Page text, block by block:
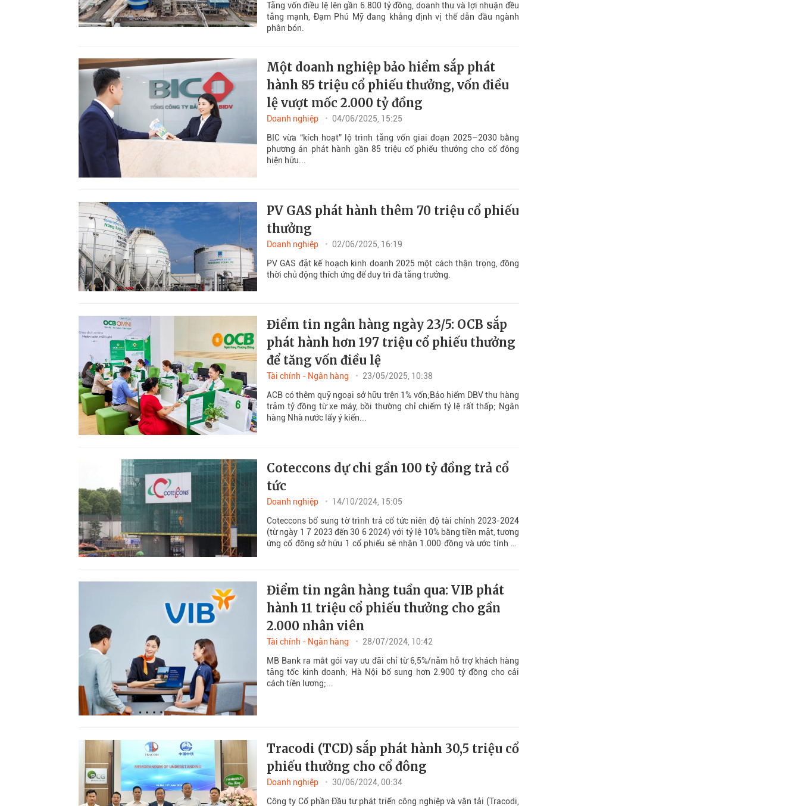
Tăng vốn điều lệ lên gần 6.800 tỷ đồng, doanh thu và lợi nhuận đều
tăng mạnh, Đạm Phú Mỹ đang khẳng định vị thế dẫn đầu ngành
phân bón.
Một doanh nghiệp bảo hiểm sắp phát
hành 85 triệu cổ phiếu thưởng, vốn điều
lệ vượt mốc 2.000 tỷ đồng
Doanh nghiệp
04/06/2025, 15:25
BIC vừa “kích hoạt” lộ trình tăng vốn giai đoạn 2025–2030 bằng
phương án phát hành gần 85 triệu cổ phiếu thưởng cho cổ đông
hiện hữu...
PV GAS phát hành thêm 70 triệu cổ phiếu
thưởng
Doanh nghiệp
02/06/2025, 16:19
PV GAS đặt kế hoạch kinh doanh 2025 một cách thận trọng, đồng
thời chủ động thích ứng để duy trì đà tăng trưởng.
Điểm tin ngân hàng ngày 23/5: OCB sắp
phát hành hơn 197 triệu cổ phiếu thưởng
để tăng vốn điều lệ
Tài chính - Ngân hàng
23/05/2025, 10:38
ACB có thêm quỹ ngoại sở hữu trên 1% vốn;Bảo hiểm DBV thu hàng
trăm tỷ đồng từ xe máy, bồi thường chỉ chiếm tỷ lệ rất thấp; Ngân
hàng Nhà nước lấy ý kiến...
Coteccons dự chi gần 100 tỷ đồng trả cổ
tức
Doanh nghiệp
14/10/2024, 15:05
Coteccons bổ sung tờ trình trả cổ tức niên độ tài chính 2023-2024
(từ ngày 1 7 2023 đến 30 6 2024) với tỷ lệ 10% bằng tiền mặt, tương
ứng cổ đông sở hữu 1 cổ phiếu sẽ nhận 1.000 đồng và ước tính sẽ
Điểm tin ngân hàng tuần qua: VIB phát
hành 11 triệu cổ phiếu thưởng cho gần
2.000 nhân viên
Tài chính - Ngân hàng
28/07/2024, 10:42
MB Bank ra mắt gói vay ưu đãi chỉ từ 6,5%/năm hỗ trợ khách hàng
tăng tốc kinh doanh; Hà Nội bổ sung hơn 2.900 tỷ đồng cho cải
cách tiền lương;...
Tracodi (TCD) sắp phát hành 30,5 triệu cổ
phiếu thưởng cho cổ đông
Doanh nghiệp
30/06/2024, 00:34
Công ty Cổ phần Đầu tư phát triển công nghiệp và vận tải (Tracodi,